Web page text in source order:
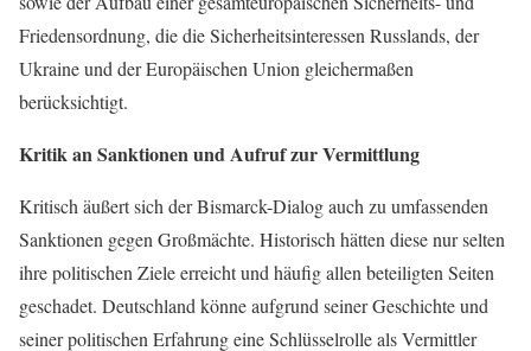
Friedensordnung, die die Sicherheitsinteressen Russlands, der
Ukraine und der Europäischen Union gleichermaßen
berücksichtigt.
Kritik an Sanktionen und Aufruf zur Vermittlung
Kritisch äußert sich der Bismarck-Dialog auch zu umfassenden
Sanktionen gegen Großmächte. Historisch hätten diese nur selten
ihre politischen Ziele erreicht und häufig allen beteiligten Seiten
geschadet. Deutschland könne aufgrund seiner Geschichte und
seiner politischen Erfahrung eine Schlüsselrolle als Vermittler